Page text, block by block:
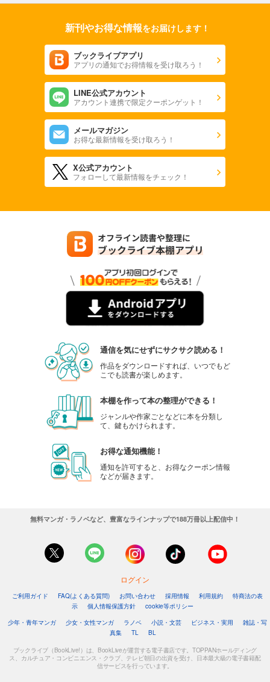
新刊やお得な情報をお届けします！
ブックライブアプリ
アプリの通知でお得情報を受け取ろう！
LINE公式アカウント
アカウント連携で限定クーポンゲット！
メールマガジン
お得な最新情報を受け取ろう！
X公式アカウント
フォローして最新情報をチェック！
通信を気にせずにサクサク読める！
作品をダウンロードすれば、いつでもど
こでも読書が楽しめます。
本棚を作って本の整理ができる！
ジャンルや作家ごとなどに本を分類し
て、鍵もかけられます。
お得な通知機能！
通知を許可すると、お得なクーポン情報
などが届きます。
無料マンガ・ラノベなど、豊富なラインナップで188万冊以上配信中！
ログイン
ご利用ガイド FAQ(よくある質問) お問い合わせ 採用情報 利用規約
特商法の表
示
個人情報保護方針
cookie等ポリシー
少年・青年マンガ
少女・女性マンガ ラノベ 小説・文芸 ビジネス・実用
雑誌・写
真集
TL BL
ブックライブ（BookLive!）は、BookLiveが運営する電子書店です。TOPPANホールディング
ス、カルチュア・コンビニエンス・クラブ、テレビ朝日の出資を受け、日本最大級の電子書籍配
信サービスを行っています。